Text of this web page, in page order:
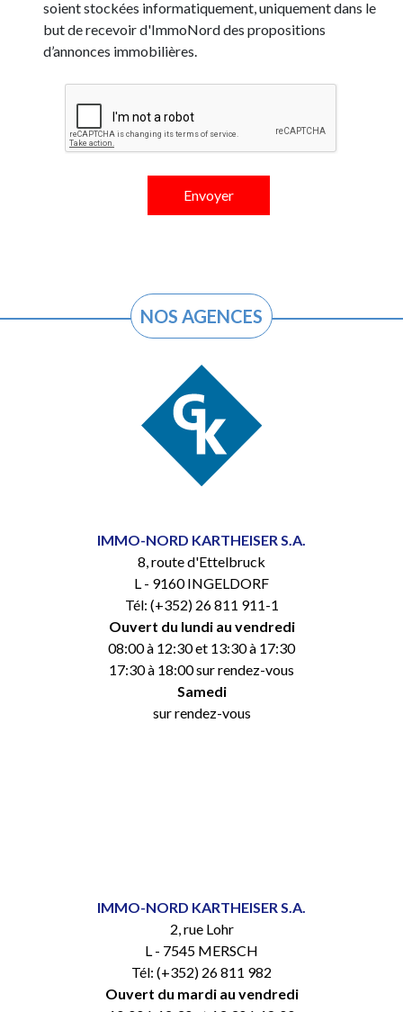
soient stockées informatiquement, uniquement dans le
but de recevoir d'ImmoNord des propositions
d’annonces immobilières.
NOS AGENCES
IMMO-NORD KARTHEISER S.A.
8, route d'Ettelbruck
L - 9160 INGELDORF
Tél: (+352) 26 811 911-1
Ouvert du lundi au vendredi
08:00 à 12:30 et 13:30 à 17:30
17:30 à 18:00 sur rendez-vous
Samedi
sur rendez-vous
IMMO-NORD KARTHEISER S.A.
2, rue Lohr
L - 7545 MERSCH
Tél: (+352) 26 811 982
Ouvert du mardi au vendredi